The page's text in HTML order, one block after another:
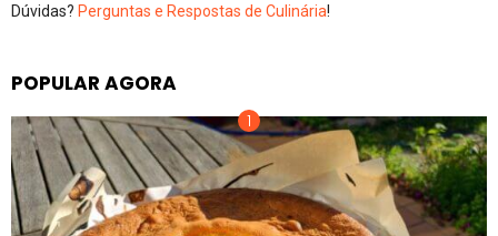
Dúvidas? Perguntas e Respostas de Culinária!
POPULAR AGORA